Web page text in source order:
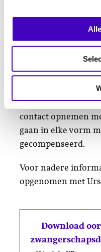
een organisatie
de wet zou mogen
zelf niet zondigen
de hand dat
compenseert voor
en inkomen.
contact opnemen
gaan in elke vorm
gecompenseerd.
Voor nadere
opgenomen met
Download